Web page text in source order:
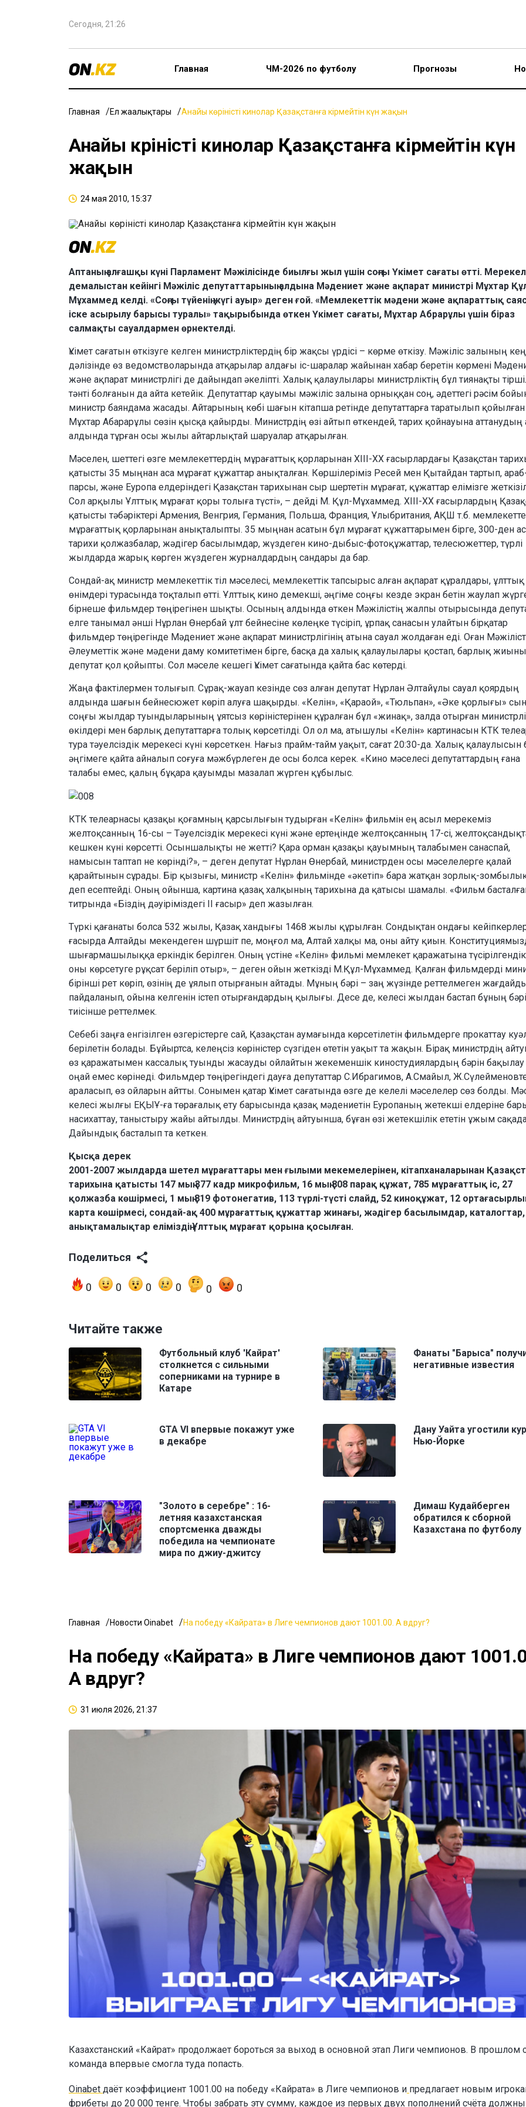
Сегодня, 21:26
Главная ЧМ-2026 по футболу Прогнозы
Главная Ел жаңалықтары Анайы көріністі кинолар Қазақстанға кірмейтін күн жақын
Анайы көріністі кинолар Қазақстанға кірмейтін күн
жақын
24 мая 2010, 15:37
Аптаның алғашқы күні Парламент Мәжілісінде биылғы жыл үшін соңғы Үкімет сағаты өтті.
демалыстан кейінгі Мәжіліс депутаттарының алдына Мәдениет және ақпарат министрі Мұхтар
Мұхаммед келді. «Соңғы түйенің жүгі ауыр» деген ғой. «Мемлекеттік мәдени және ақпараттық
іске асырылу барысы туралы» тақырыбында өткен Үкімет сағаты, Мұхтар Абрарұлы үшін біраз
салмақты сауалдармен өрнектелді.
Үкімет сағатын өткізуге келген министрліктердің бір жақсы үрдісі – көрме өткізу. Мәжіліс залының
дәлізінде өз ведомстволарында атқарылар алдағы іс-шаралар жайынан хабар беретін көрмені
және ақпарат министрлігі де дайындап әкеліпті. Халық қалаулылары министрліктің бұл тиянақты
тәнті болғанын да айта кетейік. Депутаттар қауымы мәжіліс залына орныққан соң, әдеттегі рәсім
министр баяндама жасады. Айтарының көбі шағын кітапша ретінде депутаттарға таратылып
Мұхтар Абарарұлы сөзін қысқа қайырды. Министрдің өзі айтып өткендей, тарих қойнауына аттанудың
алдында тұрған осы жылы айтарлықтай шаруалар атқарылған.
Мәселен, шеттегі өзге мемлекеттердің мұрағаттық қорларынан ХІІІ-ХХ ғасырлардағы Қазақстан
қатысты 35 мыңнан аса мұрағат құжаттар анықталған. Көршілеріміз Ресей мен Қытайдан тартып,
парсы, және Еуропа елдеріндегі Қазақстан тарихынан сыр шертетін мұрағат, құжаттар елімізге
Сол арқылы Ұлттық мұрағат қоры толыға түсті», – дейді М. Құл-Мұхаммед. ХІІІ-ХХ ғасырлардың
қатысты тәбәріктері Армения, Венгрия, Германия, Польша, Франция, Ұлыбритания, АҚШ т.б.
мұрағаттық қорларынан анықталыпты. 35 мыңнан асатын бұл мұрағат құжаттарымен бірге, 300-ден
тарихи қолжазбалар, жәдігер басылымдар, жүздеген кино-дыбыс-фотоқұжаттар, телесюжеттер, түрлі
жылдарда жарық көрген жүздеген журналдардың сандары да бар.
Сондай-ақ министр мемлекеттік тіл мәселесі, мемлекеттік тапсырыс алған ақпарат құралдары,
өнімдері турасында тоқталып өтті. Ұлттық кино демекші, әңгіме соңғы кезде экран бетін жаулап
бірнеше фильмдер төңірегінен шықты. Осының алдында өткен Мәжілістің жалпы отырысында
елге танымал әнші Нұрлан Өнербай ұлт бейнесіне көлеңке түсіріп, ұрпақ санасын улайтын бірқатар
фильмдер төңірегінде Мәдениет және ақпарат министрлігінің атына сауал жолдаған еді. Оған
Әлеуметтік және мәдени даму комитетімен бірге, басқа да халық қалаулылары қостап, барлық
депутат қол қойыпты. Сол мәселе кешегі Үкімет сағатында қайта бас көтерді.
Жаңа фактілермен толығып. Сұрақ-жауап кезінде сөз алған депутат Нұрлан Әлтайұлы сауал қоярдың
алдында шағын бейнесюжет көріп алуға шақырды. «Келін», «Қараой», «Тюльпан», «Әке қорлығы»
соңғы жылдар туындыларының ұятсыз көріністерінен құралған бұл «жинақ», залда отырған
өкілдері мен барлық депутаттарға толық көрсетілді. Ол ол ма, атышулы «Келін» картинасын КТК
тура тәуелсіздік мерекесі күні көрсеткен. Нағыз прайм-тайм уақыт, сағат 20:30-да. Халық қалаулысын
әңгімеге қайта айналып соғуға мәжбүрлеген де осы болса керек. «Кино мәселесі депутаттардың ғана
талабы емес, қалың бұқара қауымды мазалап жүрген құбылыс.
КТК телеарнасы қазақы қоғамның қарсылығын тудырған «Келін» фильмін ең асыл мерекеміз
желтоқсанның 16-сы – Тәуелсіздік мерекесі күні және ертеңінде желтоқсанның 17-сі,
кешкен күні көрсетті. Осыншалықты не жетті? Қара орман қазақы қауымның талабымен санаспай,
намысын таптап не көрінді?», – деген депутат Нұрлан Өнербай, министрден осы мәселелерге қалай
қарайтынын сұрады. Бір қызығы, министр «Келін» фильмінде «әкетіп» бара жатқан зорлық-
деп есептейді. Оның ойынша, картина қазақ халқының тарихына да қатысы шамалы. «Фильм
титрында «Біздің дәуіріміздегі ІІ ғасыр» деп жазылған.
Түркі қағанаты болса 532 жылы, Қазақ хандығы 1468 жылы құрылған. Сондықтан ондағы кейіпкерлер
ғасырда Алтайды мекендеген шүршіт пе, моңғол ма, Алтай халқы ма, оны айту қиын.
шығармашылыққа еркіндік берілген. Оның үстіне «Келін» фильмі мемлекет қаражатына
оны көрсетуге рұқсат беріліп отыр», – деген ойын жеткізді М.Құл-Мұхаммед. Қалған фильмдерді
бірінші рет көріп, өзінің де ұялып отырғанын айтады. Мұның бәрі – заң жүзінде реттелмеген
пайдаланып, ойына келгенін істеп отырғандардың қылығы. Десе де, келесі жылдан бастап бұның бәрі
тиісінше реттелмек.
Себебі заңға енгізілген өзгерістерге сай, Қазақстан аумағында көрсетілетін фильмдерге прокаттау
берілетін болады. Бұйыртса, келеңсіз көріністер сүзгіден өтетін уақыт та жақын. Бірақ министрдің
өз қаражатымен кассалық туынды жасауды ойлайтын жекеменшік киностудиялардың бәрін бақылау
оңай емес көрінеді. Фильмдер төңірегіндегі дауға депутаттар С.Ибрагимов, А.Смайыл,
араласып, өз ойларын айтты. Сонымен қатар Үкімет сағатында өзге де келелі мәселелер сөз болды.
келесі жылғы ЕҚЫҰ-ға төрағалық ету барысында қазақ мәдениетін Еуропаның жетекші елдеріне
насихаттау, таныстыру жайы айтылды. Министрдің айтуынша, бұған өзі жетекшілік ететін ұжым
Дайындық басталып та кеткен.
Қысқа дерек
2001-2007 жылдарда шетел мұрағаттары мен ғылыми мекемелерінен, кітапханаларынан
тарихына қатысты 147 мың 377 кадр микрофильм, 16 мың 808 парақ құжат, 785 мұрағаттық іс, 27
қолжазба көшірмесі, 1 мың 819 фотонегатив, 113 түрлі-түсті слайд, 52 киноқұжат, 12
карта көшірмесі, сондай-ақ 400 мұрағаттық құжаттар жинағы, жәдігер басылымдар, каталогтар,
анықтамалықтар еліміздің Ұлттық мұрағат қорына қосылған.
Поделиться
0 0 0 0 0 0
Читайте также
Футбольный клуб 'Кайрат'
столкнется с сильными
соперниками на турнире в
Катаре
Фанаты "Барыса"
негативные известия
GTA VI впервые покажут уже
в декабре
Дану Уайта угостили
Нью-Йорке
"Золото в серебре" : 16-
летняя казахстанская
спортсменка дважды
победила на чемпионате
мира по джиу-джитсу
Димаш Кудайберген
обратился к сборной
Казахстана по футболу
Главная Новости Oinabet На победу «Кайрата» в Лиге чемпионов дают 1001.00. А вдруг?
На победу «Кайрата» в Лиге чемпионов дают
А вдруг?
31 июля 2026, 21:37
Казахстанский «Кайрат» продолжает бороться за выход в основной этап Лиги чемпионов. В прошлом
команда впервые смогла туда попасть.
Oinabet даёт коэффициент 1001.00 на победу «Кайрата» в Лиге чемпионов и предлагает новым
фрибеты до 20 000 тенге. Чтобы забрать эту сумму, каждое из первых двух пополнений счёта